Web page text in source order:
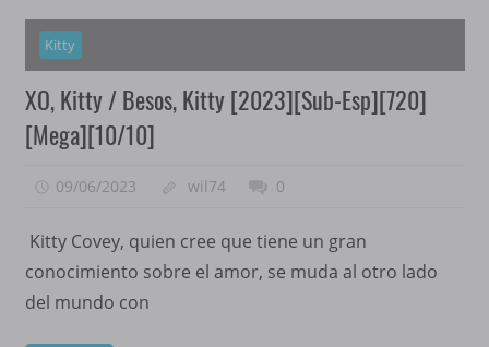
Kitty
XO, Kitty / Besos, Kitty [2023][Sub-Esp][720]
[Mega][10/10]
09/06/2023 wil74 0
Kitty Covey, quien cree que tiene un gran
conocimiento sobre el amor, se muda al otro lado
del mundo con